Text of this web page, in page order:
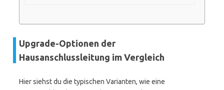
Upgrade-Optionen der
Hausanschlussleitung im Vergleich
Hier siehst du die typischen Varianten, wie eine